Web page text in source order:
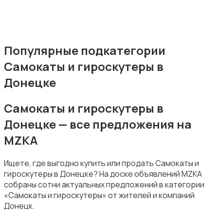
Единоборства
Зимние виды спорта
Игры с мячом
Популярные подкатегории
Самокаты и гироскутеры в
Донецке
Самокаты и гироскутеры в
Донецке — все предложения на
MZKA
Ищете, где выгодно купить или продать Самокаты и
гироскутеры в Донецке? На доске объявлений MZKA
собраны сотни актуальных предложений в категории
«Самокаты и гироскутеры» от жителей и компаний
Донецк.